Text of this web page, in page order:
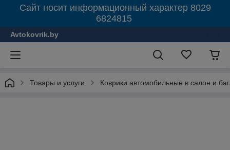
Сайт носит информационный характер 8029
6824815
Avtokovrik.by
Товары и услуги Коврики автомобильные в салон и